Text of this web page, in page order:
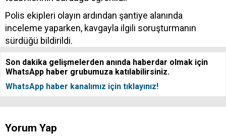
Polis ekipleri olayın ardından şantiye alanında
inceleme yaparken, kavgayla ilgili soruşturmanın
sürdüğü bildirildi.
Son dakika gelişmelerden anında haberdar olmak için
WhatsApp haber grubumuza katılabilirsiniz.
WhatsApp haber kanalımız için tıklayınız!
Yorum Yap